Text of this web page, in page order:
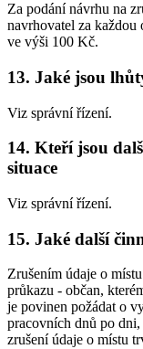
Za podání návrhu na
navrhovatel za každou
ve výši 100 Kč.
13. Jaké jsou
Viz správní řízení.
14. Kteří jsou
situace
Viz správní řízení.
15. Jaké další
Zrušením údaje o
průkazu - občan,
je povinen požádat o
pracovních dnů po
zrušení údaje o místu